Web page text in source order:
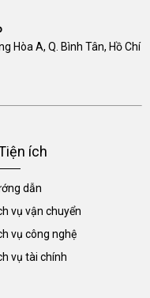
Hòa A, Q. Bình Tân, Hồ Chí
ích
dẫn
vụ vận chuyển
vụ công nghệ
vụ tài chính